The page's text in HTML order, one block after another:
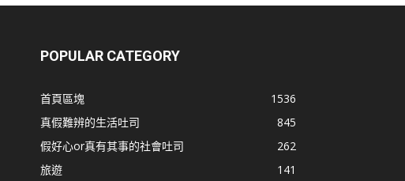
POPULAR CATEGORY
首頁區塊
1536
真假難辨的生活吐司
845
假好心or真有其事的社會吐司
262
旅遊
141